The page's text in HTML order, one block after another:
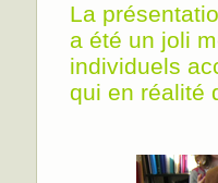
La
a été un joli
individuels
qui en réalité